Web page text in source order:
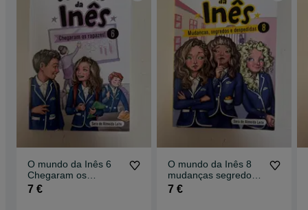
O mundo da Inês 6
Chegaram os
rapazes!
7 €
O mundo da Inês 8
mudanças segredos
e despedidas
7 €